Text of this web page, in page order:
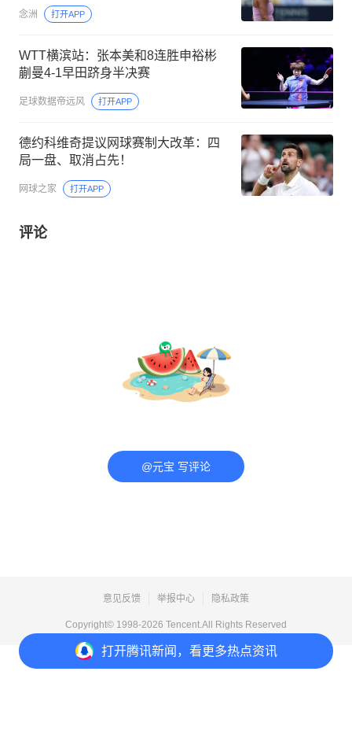
打开腾讯新闻，看更多热点资讯
念洲 打开APP
WTT横滨站：张本美和8连胜申裕彬
蒯曼4-1早田跻身半决赛
足球数据帝远风 打开APP
德约科维奇提议网球赛制大改革：四
局一盘、取消占先！
网球之家 打开APP
评论
@元宝 写评论
意见反馈 举报中心 隐私政策
Copyright© 1998-2026 Tencent.All Rights Reserved